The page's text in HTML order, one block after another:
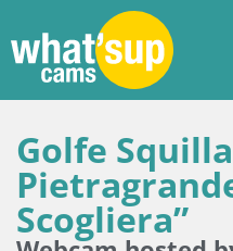
Golfe
Scogliera”